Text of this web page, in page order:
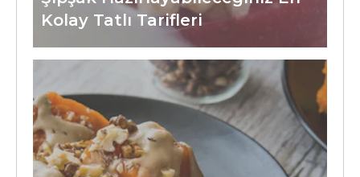
Kolay Tatlı Tarifleri